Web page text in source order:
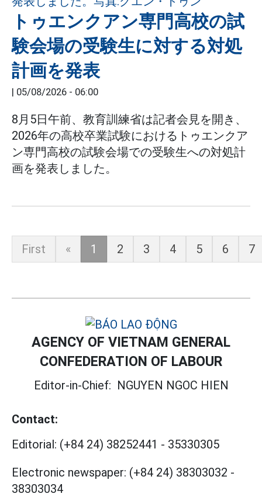
トゥエンクアン専門高校の試
験会場の受験生に対する対処
計画を発表
| 05/08/2026 - 06:00
8月5日午前、教育訓練省は記者会見を開き、
2026年の高校卒業試験におけるトゥエンクア
ン専門高校の試験会場での受験生への対処計
画を発表しました。
First « 1 2 3 4 5 6 7
AGENCY OF VIETNAM GENERAL
CONFEDERATION OF LABOUR
Editor-in-Chief: NGUYEN NGOC HIEN
Contact:
Editorial: (+84 24) 38252441 - 35330305
Electronic newspaper: (+84 24) 38303032 -
38303034